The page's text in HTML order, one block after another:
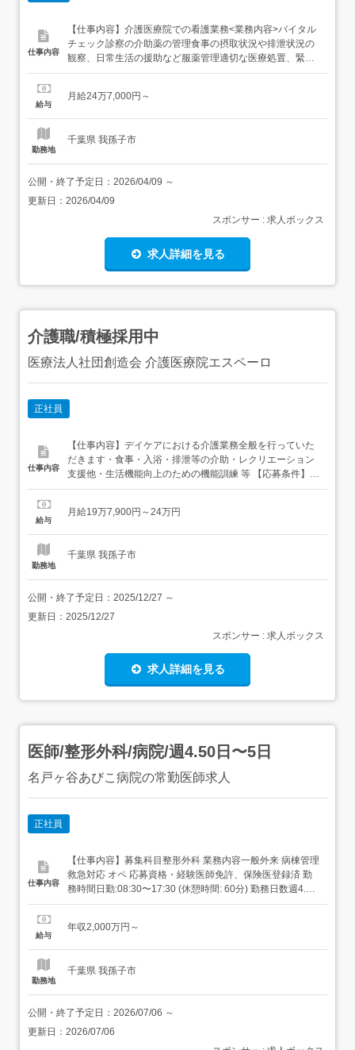
仕事内容
【仕事内容】介護医療院での看護業務<業務内容>バイタル
チェック診察の介助薬の管理食事の摂取状況や排泄状況の
観察、日常生活の援助など服薬管理適切な医療処置、緊急
時の対応など関係機関、提携病院との連携医療機関受診時
室、4人室:20室<応募に際して>介護施設での勤務経験が無
給与
月給24万7,000円～
勤務地
千葉県 我孫子市
公開・終了予定日： 2026/04/09 ～
更新日： 2026/04/09
スポンサー : 求人ボックス
求人詳細を見る
介護職/積極採用中
医療法人社団創造会 介護医療院エスペーロ
正社員
仕事内容
【仕事内容】デイケアにおける介護業務全般を行っていた
だきます・食事・入浴・排泄等の介助・レクリエーション
支援他・生活機能向上のための機能訓練 等 【応募条件】必
須資格/免許・介護職員初任者研修以上 【特徴】昇給・賞
日以上/資格取得支援/研修あり/社会保険完備/経験者歓迎!/託
給与
月給19万7,900円～24万円
勤務地
千葉県 我孫子市
公開・終了予定日： 2025/12/27 ～
更新日： 2025/12/27
スポンサー : 求人ボックス
求人詳細を見る
医師/整形外科/病院/週4.50日〜5日
名戸ヶ谷あびこ病院の常勤医師求人
正社員
仕事内容
【仕事内容】募集科目整形外科 業務内容一般外来 病棟管理
救急対応 オペ 応募資格・経験医師免許、保険医登録済 勤
務時間日勤:08:30〜17:30 (休憩時間: 60分) 勤務日数週4.50
日〜5日 当直有り 早番/遅番有り オンコール有り 【経験・
【求人番号】532684 【市区町村】我...
給与
年収2,000万円～
勤務地
千葉県 我孫子市
公開・終了予定日： 2026/07/06 ～
更新日： 2026/07/06